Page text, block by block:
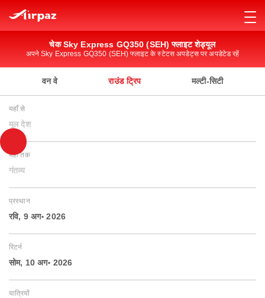
चेक Sky Express GQ350 (SEH) फ्लाइट शेड्यूल
अपने Sky Express GQ350 (SEH) फ्लाइट के स्टेटस अपडेट्स पर अपडेटेड रहें
वन वे राउंड ट्रिप मल्टी-सिटी
यहाँ से
मूल देश
यहाँ तक
गंतव्य
प्रस्थान
रवि, 9 अग॰ 2026
रिटर्न
सोम, 10 अग॰ 2026
यात्रियों